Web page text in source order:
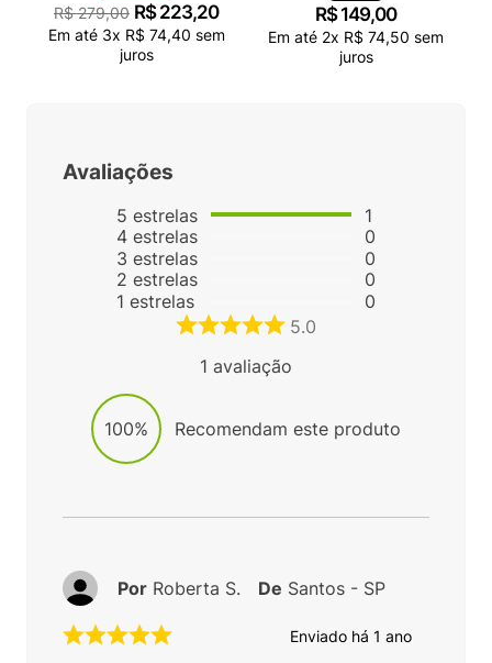
R$ 279,00 R$ 223,20
Em até 3x R$ 74,40 sem
juros
R$ 149,00
Em até 2x R$ 74,50 sem
juros
Avaliações
5 estrelas
4 estrelas
3 estrelas
2 estrelas
1 estrelas
1
0
0
0
0
5.0
1 avaliação
100% Recomendam este produto
Enviado há 1 ano
Por Roberta S. De Santos - SP